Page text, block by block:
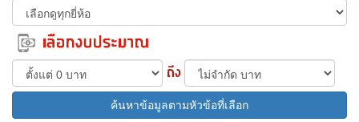
ค้นหาข้อมูลตามหัวข้อที่เลือก